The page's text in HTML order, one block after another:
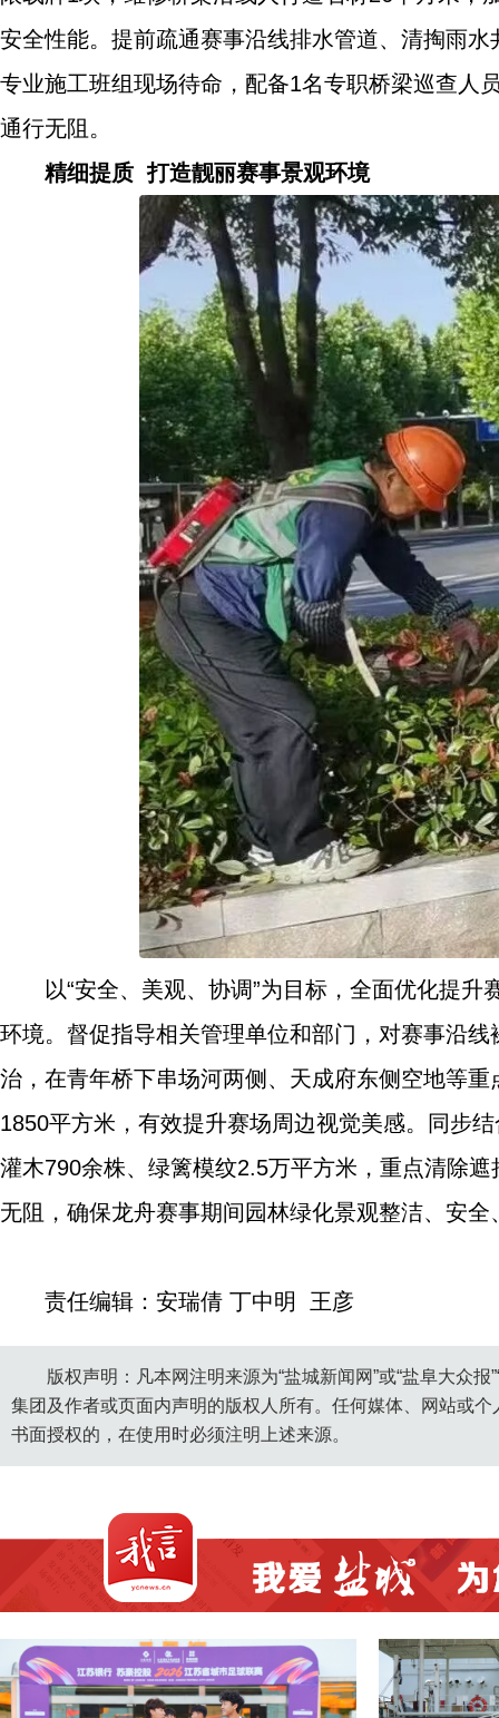
安全性能。提前疏通赛事沿线排水管道、清掏雨
专业施工班组现场待命，配备1名专职桥梁巡查人
通行无阻。
精细提质 打造靓丽赛事景观环境
以“安全、美观、协调”为目标，全面优化提
环境。督促指导相关管理单位和部门，对赛事沿
治，在青年桥下串场河两侧、天成府东侧空地等
1850平方米，有效提升赛场周边视觉美感。同步
灌木790余株、绿篱模纹2.5万平方米，重点清除
无阻，确保龙舟赛事期间园林绿化景观整洁、安全
责任编辑：安瑞倩 丁中明 王彦
版权声明：凡本网注明来源为“盐城新闻网”或“盐阜大众
集团及作者或页面内声明的版权人所有。任何媒体、网站或
书面授权的，在使用时必须注明上述来源。